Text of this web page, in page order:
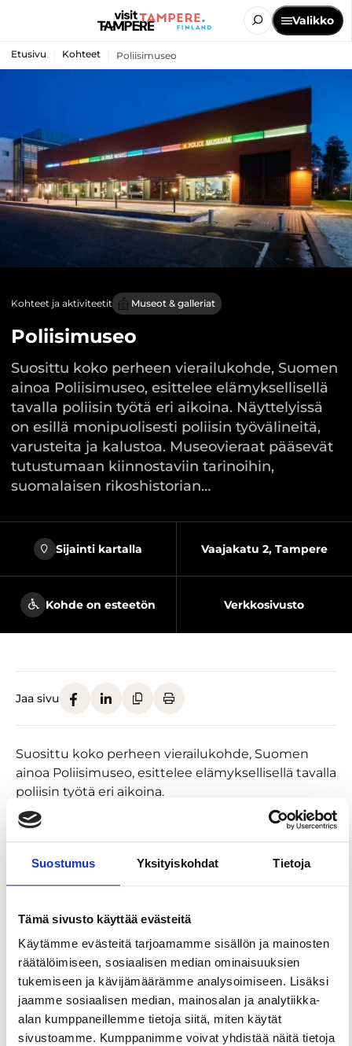
Suostumus Yksityiskohdat Tietoja
Tämä sivusto käyttää evästeitä
Käytämme evästeitä tarjoamamme sisällön ja mainosten
räätälöimiseen, sosiaalisen median ominaisuuksien
tukemiseen ja kävijämäärämme analysoimiseen. Lisäksi
jaamme sosiaalisen median, mainosalan ja analytiikka-
alan kumppaneillemme tietoja siitä, miten käytät
sivustoamme. Kumppanimme voivat yhdistää näitä tietoja
Valikko
Etusivu Kohteet Poliisimuseo
Kohteet ja aktiviteetit Museot & galleriat
Poliisimuseo
Suosittu koko perheen vierailukohde, Suomen
ainoa Poliisimuseo, esittelee elämyksellisellä
tavalla poliisin työtä eri aikoina. Näyttelyissä
on esillä monipuolisesti poliisin työvälineitä,
varusteita ja kalustoa. Museovieraat pääsevät
tutustumaan kiinnostaviin tarinoihin,
suomalaisen rikoshistorian…
Sijainti kartalla Vaajakatu 2, Tampere
Kohde on esteetön Verkkosivusto
Jaa sivu
Suosittu koko perheen vierailukohde, Suomen
ainoa Poliisimuseo, esittelee elämyksellisellä tavalla
poliisin työtä eri aikoina.
Näyttelyissä on esillä monipuolisesti poliisin
työvälineitä, varusteita ja kalustoa. Museovieraat
pääsevät tutustumaan kiinnostaviin tarinoihin,
poliisin historiasta kiinnostuneita silloinkin, kun
museo on kiinni.